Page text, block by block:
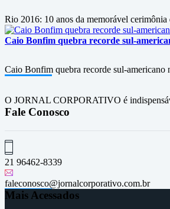
Rio 2016: 10 anos da memorável
Caio Bonfim quebra recorde sul-
Caio Bonfim quebra recorde sul-americano
O JORNAL CORPORATIVO é
Fale Conosco
21 96462-8339
faleconosco@jornalcorporativo.com.br
Mais Acessados